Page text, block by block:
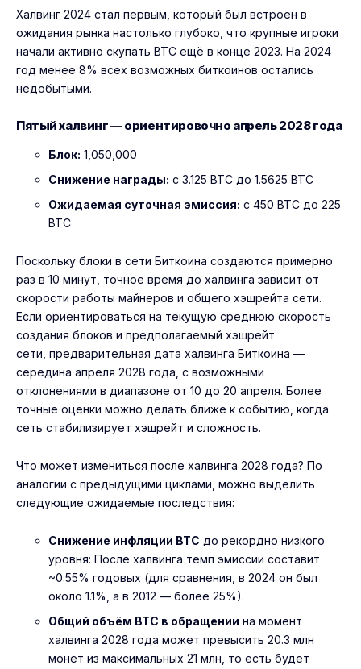
Халвинг 2024 стал первым, который был встроен в
ожидания рынка настолько глубоко, что крупные игроки
начали активно скупать BTC ещё в конце 2023. На 2024
год менее 8% всех возможных биткоинов остались
недобытыми.
Пятый халвинг — ориентировочно апрель 2028 года
Блок: 1,050,000
Снижение награды: с 3.125 BTC до 1.5625 BTC
Ожидаемая суточная эмиссия: с 450 BTC до 225
BTC
Поскольку блоки в сети Биткоина создаются примерно
раз в 10 минут, точное время до халвинга зависит от
скорости работы майнеров и общего хэшрейта сети.
Если ориентироваться на текущую среднюю скорость
создания блоков и предполагаемый хэшрейт
сети, предварительная дата халвинга Биткоина —
середина апреля 2028 года, с возможными
отклонениями в диапазоне от 10 до 20 апреля. Более
точные оценки можно делать ближе к событию, когда
сеть стабилизирует хэшрейт и сложность.
Что может измениться после халвинга 2028 года? По
аналогии с предыдущими циклами, можно выделить
следующие ожидаемые последствия:
Снижение инфляции BTC до рекордно низкого
уровня: После халвинга темп эмиссии составит
~0.55% годовых (для сравнения, в 2024 он был
около 1.1%, а в 2012 — более 25%).
Общий объём BTC в обращении на момент
халвинга 2028 года может превысить 20.3 млн
монет из максимальных 21 млн, то есть будет